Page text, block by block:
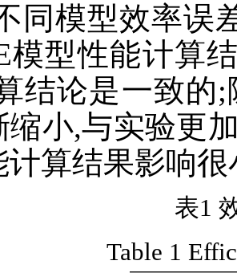
同模型效率误
模型性能计算
结论是一致的
缩小,与实验更
计算结果影响
表1
Table 1